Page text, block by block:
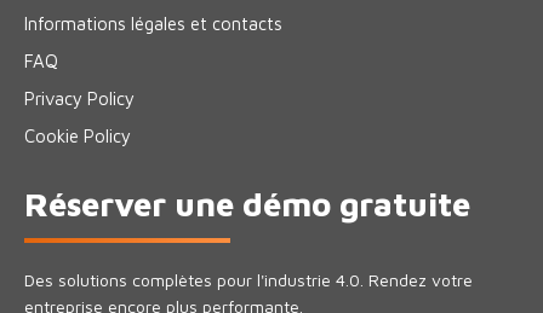
Informations légales et contacts
FAQ
Privacy Policy
Cookie Policy
Réserver une démo gratuite
Des solutions complètes pour l'industrie 4.0. Rendez votre
entreprise encore plus performante.